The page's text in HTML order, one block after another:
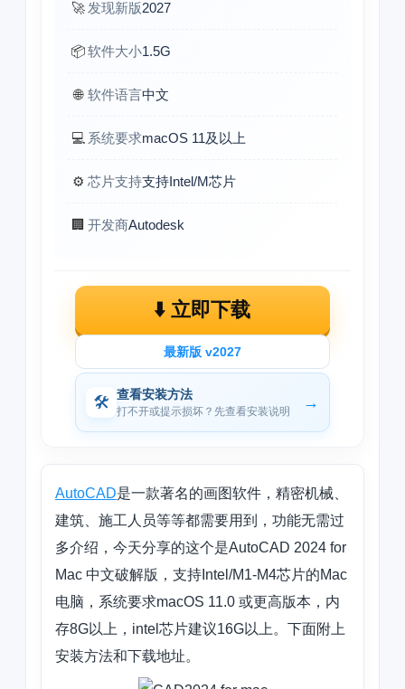
🚀 发现新版2027
📦软件大小1.5G
🌐 软件语言中文
💻 系统要求macOS 11及以上
⚙️ 芯片支持支持Intel/M芯片
🏢 开发商Autodesk
⬇️ 立即下载
最新版 v2027
🛠 查看安装方法
打不开或提示损坏？先查看安装说明 →
AutoCAD是一款著名的画图软件，精密机械、
建筑、施工人员等等都需要用到，功能无需过
多介绍，今天分享的这个是AutoCAD 2024 for
Mac 中文破解版，支持Intel/M1-M4芯片的Mac
电脑，系统要求macOS 11.0 或更高版本 ，内
存8G以上，intel芯片建议16G以上。下面附上
安装方法和下载地址。